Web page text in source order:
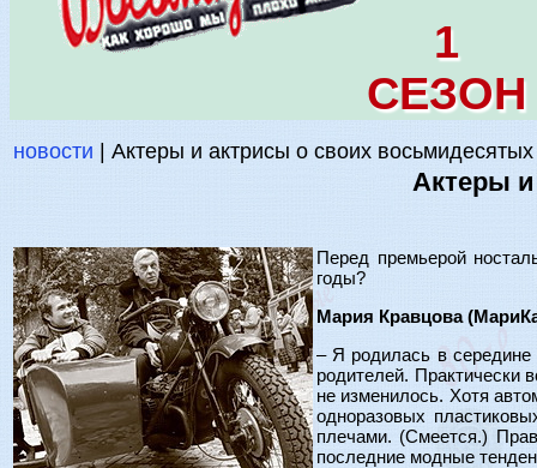
1
СЕЗОН
новости | Актеры и актрисы о своих восьмидесятых
Актеры
Перед премьерой
годы?
Мария Кравцова
– Я родилась в середине
родителей. Практически
не изменилось. Хотя
одноразовых
плечами. (Смеется.)
последние модные